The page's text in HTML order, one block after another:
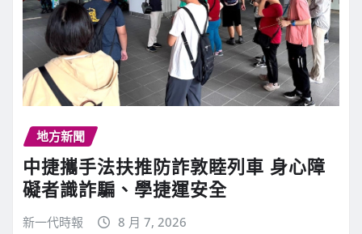
地方新聞
中捷攜手法扶推防詐敦睦列車 身心障
礙者識詐騙、學捷運安全
新一代時報 8 月 7, 2026